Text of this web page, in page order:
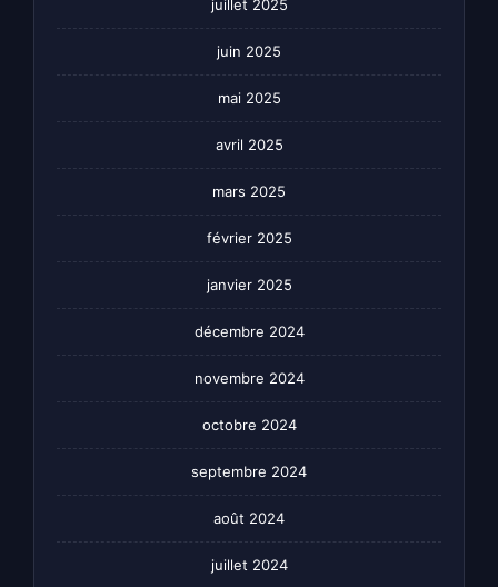
juillet 2025
juin 2025
mai 2025
avril 2025
mars 2025
février 2025
janvier 2025
décembre 2024
novembre 2024
octobre 2024
septembre 2024
août 2024
juillet 2024